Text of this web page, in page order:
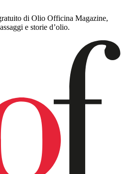
di Olio Officina Magazine,
e storie d’olio.